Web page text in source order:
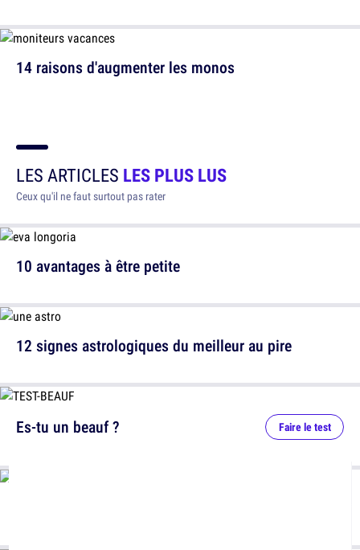
14 raisons d'augmenter les monos
LES ARTICLES LES PLUS LUS
Ceux qu'il ne faut surtout pas rater
10 avantages à être petite
12 signes astrologiques du meilleur au pire
Es-tu un beauf ? Faire le test